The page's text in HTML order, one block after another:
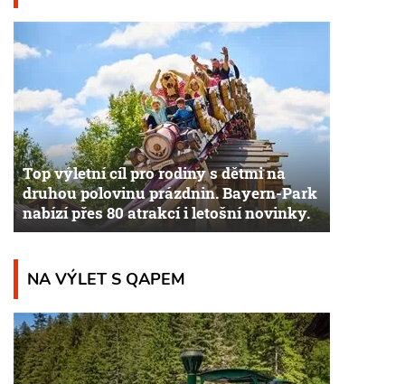
Top výletní cíl pro rodiny s dětmi na
druhou polovinu prázdnin. Bayern-Park
nabízí přes 80 atrakcí i letošní novinky.
NA VÝLET S QAPEM